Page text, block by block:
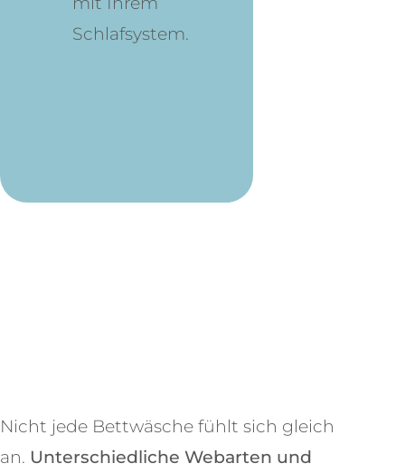
Schlafsystem.
Nicht jede Bettwäsche fühlt sich gleich
an. Unterschiedliche Webarten und